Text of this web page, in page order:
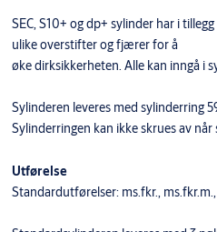
SEC, S10+ og dp+ sylinder har i
ulike overstifter og fjærer for å
øke dirksikkerheten. Alle kan inngå i
Sylinderen leveres med sylinderring
Sylinderringen kan ikke skrues av
Utførelse
Standardutførelser: ms.fkr.,